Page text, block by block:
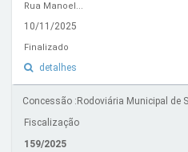
Rua Manoel...
10/11/2025
Finalizado
detalhes
Concessão :Rodoviária Municipal de
Fiscalização
159/2025